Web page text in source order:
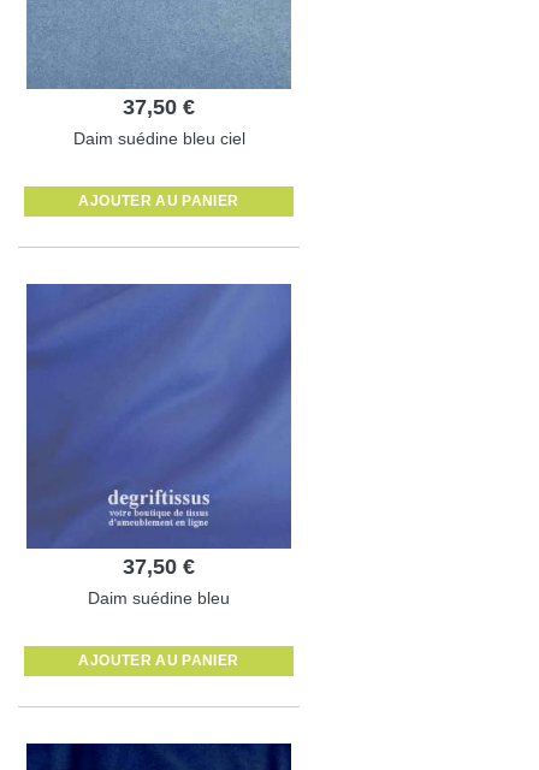
37,50 €
Daim suédine bleu ciel
AJOUTER AU PANIER
37,50 €
Daim suédine bleu
AJOUTER AU PANIER